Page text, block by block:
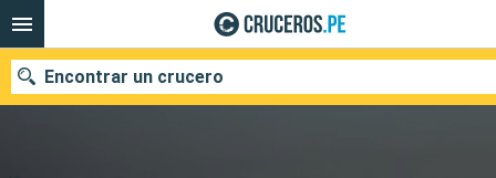
Encontrar un crucero